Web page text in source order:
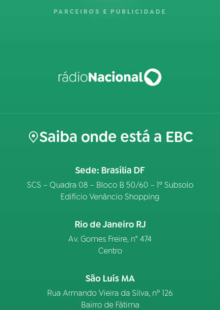
PARCEIROS E PUBLICIDADE
Saiba onde está a EBC
Sede: Brasília DF
SCS – Quadra 08 – Bloco B 50/60 – 1º Subsolo
Edifício Venâncio Shopping
Rio de Janeiro RJ
Av. Gomes Freire, n° 474
Centro
São Luís MA
Rua Armando Vieira da Silva, nº 126
Bairro de Fátima